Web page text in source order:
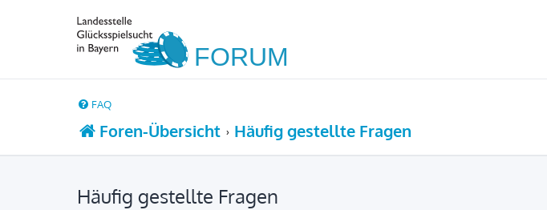
FAQ
Foren-Übersicht Häufig gestellte Fragen
Häufig gestellte Fragen